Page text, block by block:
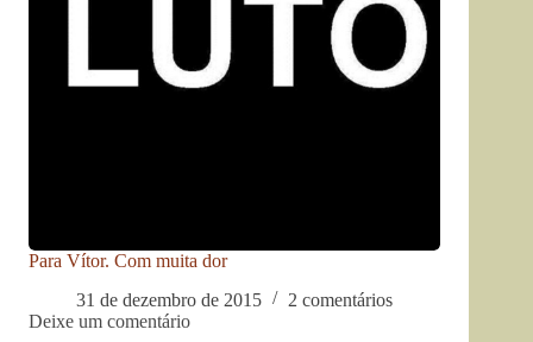
Para Vítor. Com muita dor
31 de dezembro de 2015
2 comentários
Deixe um comentário